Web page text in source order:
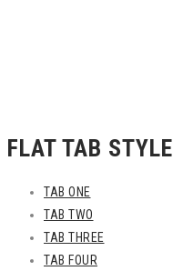
FLAT TAB STYLE
TAB ONE
TAB TWO
TAB THREE
TAB FOUR